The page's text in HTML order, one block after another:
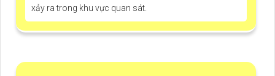
xảy ra trong khu vực quan sát.